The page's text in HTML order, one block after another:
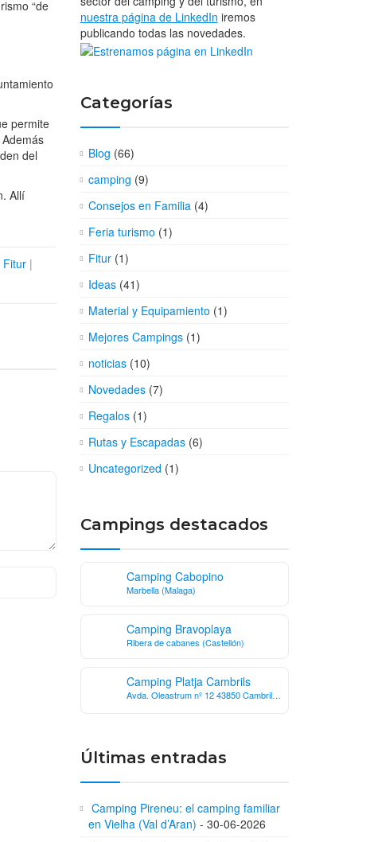
“de
permite
del
Allí
Fitur |
nuestra página de LinkedIn iremos
publicando todas las novedades.
Categorías
Blog (66)
camping (9)
Consejos en Familia (4)
Feria turismo (1)
Fitur(1)
Ideas(41)
Material y Equipamiento (1)
Mejores Campings(1)
noticias(10)
Novedades(7)
Regalos(1)
Rutas y Escapadas(6)
Uncategorized (1)
Campings destacados
Camping Cabopino
Marbella (Malaga)
Camping Bravoplaya
Ribera de cabanes (Castellón)
Camping Platja Cambrils
Avda. Oleastrum nº 12 43850 Cambrils
Últimas entradas
Camping Pireneu: el camping familiar
en Vielha (Val d’Aran)
30-06-2026